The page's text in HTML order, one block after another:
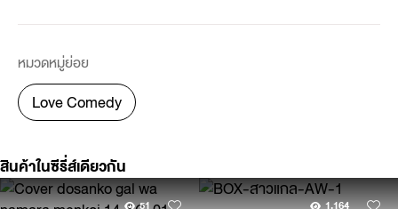
หมวดหมู่ย่อย
Love Comedy
สินค้าในซีรี่ส์เดียวกัน
51 1,164